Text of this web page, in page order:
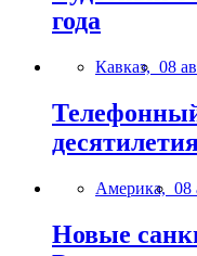
года
Кавказ, 08
Америка, 08
Новые